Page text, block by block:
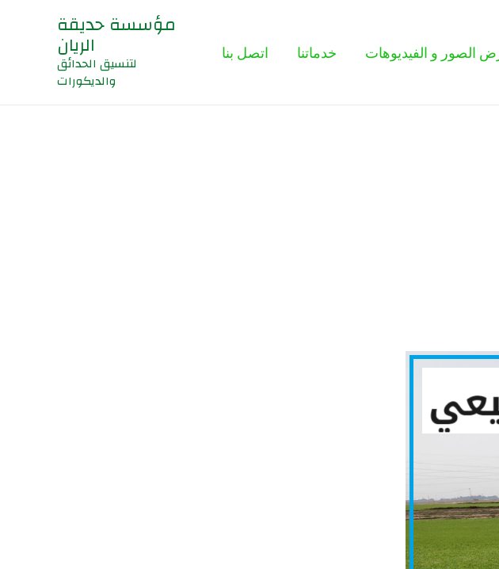
الصور و الفيديوهات خدماتنا اتصل بنا
مؤسسة حديقة
الريان
لتنسيق الحدائق
والديكورات